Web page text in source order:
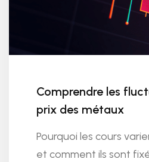
Comprendre les
prix des métaux
Pourquoi les cours
et comment ils sont